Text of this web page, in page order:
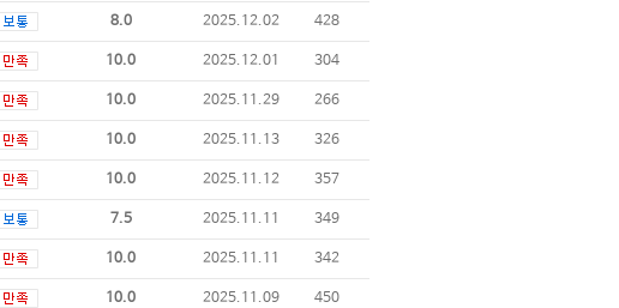
8.0 2025.12.02 428
10.0 2025.12.01 304
10.0 2025.11.29 266
10.0 2025.11.13 326
10.0 2025.11.12 357
7.5 2025.11.11 349
10.0 2025.11.11 342
10.0 2025.11.09 450